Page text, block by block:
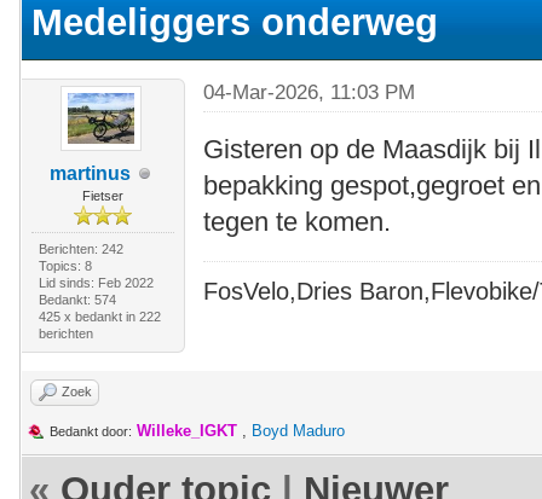
Medeliggers onderweg
martinus
Fietser
Berichten: 242
Topics: 8
Lid sinds: Feb 2022
Bedankt: 574
425 x bedankt in 222
berichten
04-Mar-2026, 11:03 PM
Gisteren op de Maasdijk bij
bepakking gespot,gegroet
tegen te komen.
FosVelo,Dries
Zoek
Bedankt door: Willeke_IGKT , Boyd Maduro
« Ouder topic
Nieuwer